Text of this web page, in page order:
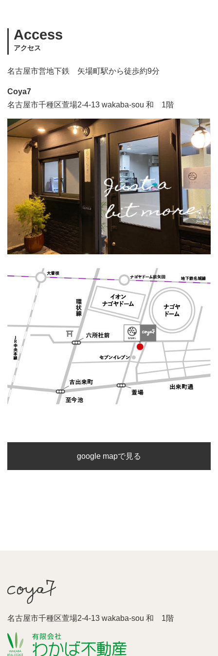
Access
アクセス
名古屋市営地下鉄 矢場町駅から徒歩約9分
Coya7
名古屋市千種区萱場2-4-13 wakaba-sou 和 1階
google mapで見る
名古屋市千種区萱場2-4-13 wakaba-sou 和 1階